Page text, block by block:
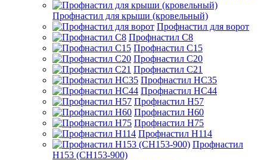
Профнастил для крыши (кровельный)
Профнастил для ворот
Профнастил С8
Профнастил С15
Профнастил С20
Профнастил С21
Профнастил НС35
Профнастил НС44
Профнастил Н57
Профнастил Н60
Профнастил Н75
Профнастил Н114
Профнастил
Н153 (СН153-900)